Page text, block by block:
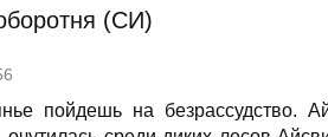
(СИ)
пойдешь на безрассудство.